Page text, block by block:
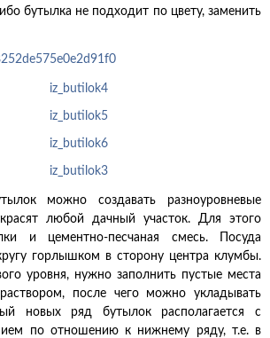
бутылка не подходит по цвету, заменить
можно создавать разноуровневые
любой дачный участок. Для этого
и цементно-песчаная смесь. Посуда
горлышком в сторону центра клумбы.
уровня, нужно заполнить пустые места
после чего можно укладывать
новых ряд бутылок располагается с
по отношению к нижнему ряду, т.е. в